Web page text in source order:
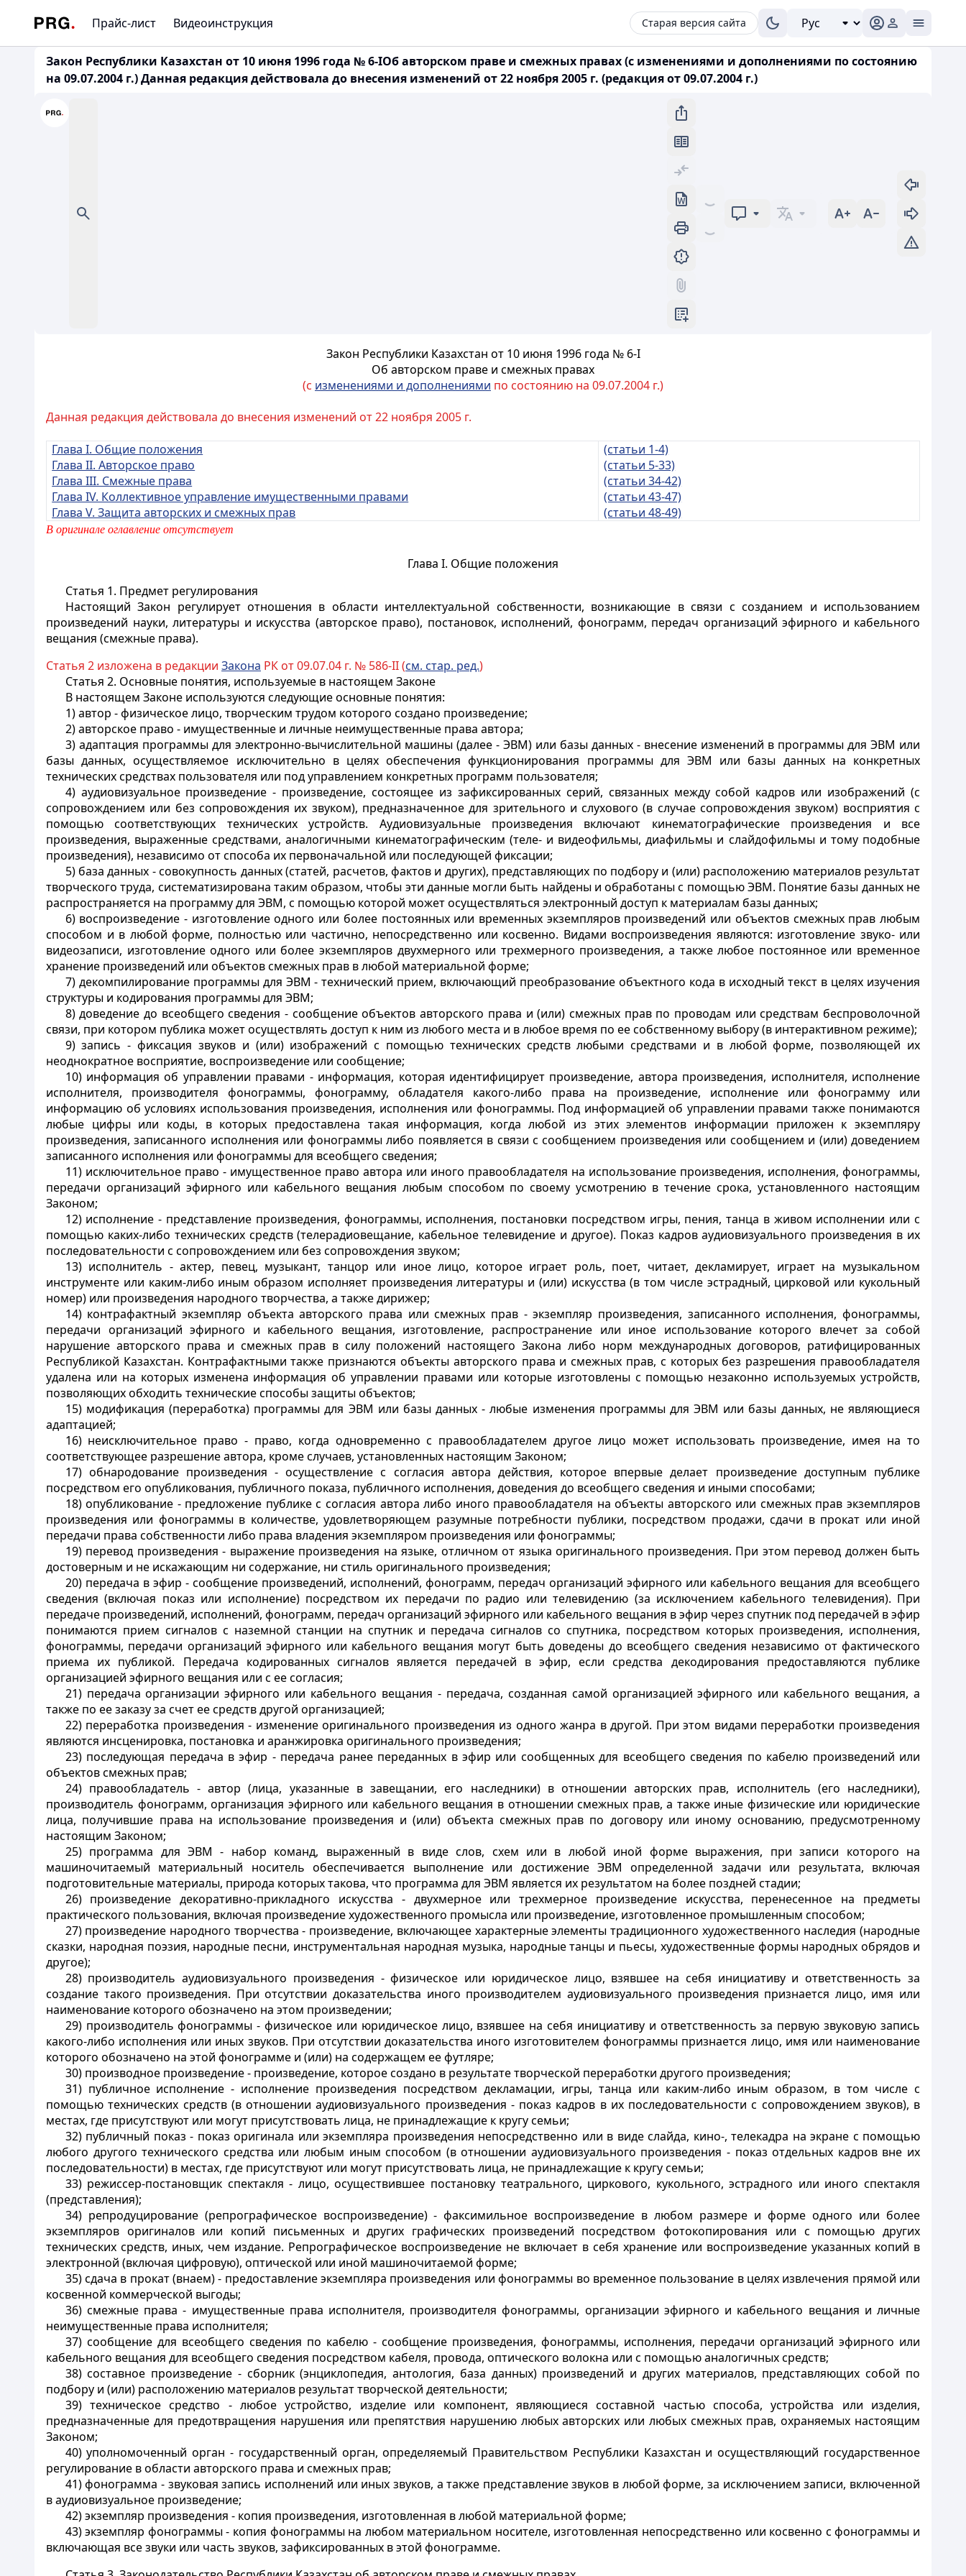
Прайс-лист Видеоинструкция Старая версия сайта
Закон Республики Казахстан от 10 июня 1996 года № 6-IОб авторском праве и смежных правах (с изменениями и дополнениями по состоянию
на 09.07.2004 г.) Данная редакция действовала до внесения изменений от 22 ноября 2005 г. (редакция от 09.07.2004 г.)
Закон Республики Казахстан от 10 июня 1996 года № 6-I
Об авторском праве и смежных правах
(с изменениями и дополнениями по состоянию на 09.07.2004 г.)
Данная редакция действовала до внесения изменений от 22 ноября 2005 г.
Глава I. Общие положения
Глава II. Авторское право
Глава III. Смежные права
Глава IV. Коллективное управление имущественными правами
Глава V. Защита авторских и смежных прав
(статьи 1-4)
(статьи 5-33)
(статьи 34-42)
(статьи 43-47)
(статьи 48-49)
В оригинале оглавление отсутствует
Глава I. Общие положения
Статья 1. Предмет регулирования
Настоящий Закон регулирует отношения в области интеллектуальной собственности, возникающие в связи с созданием и использованием
произведений науки, литературы и искусства (авторское право), постановок, исполнений, фонограмм, передач организаций эфирного и кабельного
вещания (смежные права).
Статья 2 изложена в редакции Закона РК от 09.07.04 г. № 586-II (см. стар. ред.)
Статья 2. Основные понятия, используемые в настоящем Законе
В настоящем Законе используются следующие основные понятия:
1) автор - физическое лицо, творческим трудом которого создано произведение;
2) авторское право - имущественные и личные неимущественные права автора;
3) адаптация программы для электронно-вычислительной машины (далее - ЭВМ) или базы данных - внесение изменений в программы для ЭВМ или
базы данных, осуществляемое исключительно в целях обеспечения функционирования программы для ЭВМ или базы данных на конкретных
технических средствах пользователя или под управлением конкретных программ пользователя;
4) аудиовизуальное произведение - произведение, состоящее из зафиксированных серий, связанных между собой кадров или изображений (с
сопровождением или без сопровождения их звуком), предназначенное для зрительного и слухового (в случае сопровождения звуком) восприятия с
помощью соответствующих технических устройств. Аудиовизуальные произведения включают кинематографические произведения и все
произведения, выраженные средствами, аналогичными кинематографическим (теле- и видеофильмы, диафильмы и слайдофильмы и тому подобные
произведения), независимо от способа их первоначальной или последующей фиксации;
5) база данных - совокупность данных (статей, расчетов, фактов и других), представляющих по подбору и (или) расположению материалов результат
творческого труда, систематизирована таким образом, чтобы эти данные могли быть найдены и обработаны с помощью ЭВМ. Понятие базы данных не
распространяется на программу для ЭВМ, с помощью которой может осуществляться электронный доступ к материалам базы данных;
6) воспроизведение - изготовление одного или более постоянныхили временных экземпляров произведений или объектов смежных прав любым
способом и в любой форме, полностью или частично, непосредственно или косвенно. Видами воспроизведения являются: изготовление звуко- или
видеозаписи, изготовление одного или более экземпляров двухмерного или трехмерного произведения, а также любое постоянное или временное
хранение произведений или объектов смежных прав в любой материальной форме;
7) декомпилирование программы для ЭВМ - технический прием, включающий преобразование объектного кода в исходный текст в целях изучения
структуры и кодирования программы для ЭВМ;
8) доведение до всеобщего сведения - сообщение объектов авторского права и (или) смежных прав по проводам или средствам беспроволочной
связи, при котором публика может осуществлять доступ к ним из любого места и в любое время по ее собственному выбору (в интерактивном режиме);
9) запись - фиксация звуков и (или) изображений с помощью технических средств любыми средствами и в любой форме, позволяющей их
неоднократное восприятие, воспроизведение или сообщение;
10) информация об управлении правами - информация, которая идентифицирует произведение, автора произведения, исполнителя, исполнение
исполнителя, производителя фонограммы, фонограмму, обладателя какого-либо права на произведение, исполнение или фонограмму или
информацию об условиях использования произведения, исполнения или фонограммы. Под информацией об управлении правами также понимаются
любые цифры или коды, в которых предоставлена такая информация, когда любой из этих элементов информации приложен к экземпляру
произведения, записанного исполнения или фонограммы либо появляется в связи с сообщением произведения или сообщением и (или) доведением
записанного исполнения или фонограммы для всеобщего сведения;
11) исключительное право - имущественное право автора или иного правообладателя на использование произведения, исполнения, фонограммы,
передачи организаций эфирного или кабельного вещания любым способом по своему усмотрению в течение срока, установленного настоящим
Законом;
12) исполнение - представление произведения, фонограммы, исполнения, постановки посредством игры, пения, танца в живом исполнении или с
помощью каких-либо техническихсредств (телерадиовещание, кабельное телевидение и другое). Показ кадров аудиовизуального произведения в их
последовательности с сопровождением или без сопровождения звуком;
13) исполнитель - актер, певец, музыкант, танцор или иное лицо, которое играет роль, поет, читает, декламирует, играет на музыкальном
инструменте или каким-либо иным образом исполняет произведения литературы и (или) искусства (в том числе эстрадный, цирковой или кукольный
номер) или произведения народного творчества, а также дирижер;
14) контрафактный экземпляр объекта авторского права или смежных прав - экземпляр произведения, записанного исполнения, фонограммы,
передачи организаций эфирного и кабельного вещания, изготовление, распространение или иное использование которого влечет за собой
нарушение авторского права и смежных прав в силу положений настоящего Закона либо норм международных договоров, ратифицированных
Республикой Казахстан. Контрафактными также признаются объекты авторского права и смежных прав, с которых без разрешения правообладателя
удалена или на которых изменена информация об управлении правами или которые изготовлены с помощью незаконно используемых устройств,
позволяющих обходить технические способы защиты объектов;
15) модификация (переработка) программы для ЭВМ или базы данных - любые изменения программы для ЭВМ или базы данных, не являющиеся
адаптацией;
16) неисключительное право - право, когда одновременно с правообладателем другое лицо может использовать произведение, имея на то
соответствующее разрешение автора, кроме случаев, установленных настоящим Законом;
17) обнародование произведения - осуществление с согласия автора действия, которое впервые делает произведение доступным публике
посредством его опубликования, публичного показа, публичного исполнения, доведения до всеобщего сведения и иными способами;
18) опубликование - предложение публике с согласия автора либо иного правообладателя на объекты авторского или смежных прав экземпляров
произведения или фонограммы в количестве, удовлетворяющем разумные потребности публики, посредством продажи, сдачи в прокат или иной
передачи права собственности либо права владения экземпляром произведения или фонограммы;
19) перевод произведения - выражение произведения на языке, отличном от языка оригинального произведения. При этом перевод должен быть
достоверным и не искажающим ни содержание, ни стиль оригинального произведения;
20) передача в эфир - сообщение произведений, исполнений, фонограмм, передач организаций эфирного или кабельного вещания для всеобщего
сведения (включая показ или исполнение) посредством их передачи по радио или телевидению (за исключением кабельного телевидения). При
передаче произведений, исполнений, фонограмм, передач организаций эфирного или кабельного вещания в эфир через спутник под передачей в эфир
понимаются прием сигналов с наземной станции на спутник и передача сигналов со спутника, посредством которых произведения, исполнения,
фонограммы, передачи организаций эфирного или кабельного вещания могут быть доведены до всеобщего сведения независимо от фактического
приема их публикой. Передача кодированных сигналов является передачей в эфир, если средства декодирования предоставляются публике
организацией эфирного вещания или с ее согласия;
21) передача организации эфирного или кабельного вещания - передача, созданная самой организацией эфирного или кабельного вещания, а
также по ее заказу за счет ее средств другой организацией;
22) переработка произведения - изменение оригинального произведения из одного жанра в другой. При этом видами переработки произведения
являются инсценировка, постановка и аранжировка оригинального произведения;
23) последующая передача в эфир - передача ранее переданных в эфир или сообщенных для всеобщего сведения по кабелю произведений или
объектов смежных прав;
24) правообладатель - автор (лица, указанные в завещании, его наследники) в отношении авторских прав, исполнитель (его наследники),
производитель фонограмм, организация эфирного или кабельного вещания в отношении смежных прав, а также иные физические или юридические
лица, получившие права на использование произведения и (или) объекта смежных прав по договору или иному основанию, предусмотренному
настоящим Законом;
25) программа для ЭВМ - набор команд, выраженный в виде слов, схем или в любой иной форме выражения, при записи которого на
машиночитаемый материальный носитель обеспечивается выполнение или достижение ЭВМ определенной задачи или результата, включая
подготовительные материалы, природа которых такова, что программа для ЭВМ является их результатом на более поздней стадии;
26) произведение декоративно-прикладного искусства - двухмерное или трехмерное произведение искусства, перенесенное на предметы
практического пользования, включая произведение художественного промысла или произведение, изготовленное промышленным способом;
27) произведение народного творчества - произведение, включающее характерные элементы традиционного художественного наследия (народные
сказки, народная поэзия, народные песни, инструментальная народная музыка, народные танцы и пьесы, художественные формы народных обрядов и
другое);
28) производитель аудиовизуального произведения - физическое или юридическое лицо, взявшее на себя инициативу и ответственность за
создание такого произведения. При отсутствии доказательства иного производителем аудиовизуального произведения признается лицо, имя или
наименование которого обозначено на этом произведении;
29) производитель фонограммы - физическое или юридическое лицо, взявшее на себя инициативу и ответственность за первую звуковую запись
какого-либо исполнения или иных звуков. При отсутствии доказательства иного изготовителем фонограммы признается лицо, имя или наименование
которого обозначено на этой фонограмме и (или) на содержащем ее футляре;
30) производное произведение - произведение, которое создано в результате творческой переработки другого произведения;
31) публичное исполнение - исполнение произведения посредством декламации, игры, танца или каким-либо иным образом, в том числе с
помощью технических средств (в отношении аудиовизуального произведения - показ кадров в их последовательности с сопровождением звуков), в
местах, где присутствуют или могут присутствовать лица, не принадлежащие к кругу семьи;
32) публичный показ - показ оригинала или экземпляра произведения непосредственно или в виде слайда, кино-, телекадра на экране с помощью
любого другого технического средства или любым иным способом (в отношении аудиовизуального произведения - показ отдельных кадров вне их
последовательности) в местах, где присутствуют или могут присутствовать лица, не принадлежащие к кругу семьи;
33) режиссер-постановщик спектакля - лицо, осуществившее постановку театрального, циркового, кукольного, эстрадного или иного спектакля
(представления);
34) репродуцирование (репрографическое воспроизведение) - факсимильное воспроизведение в любом размере и форме одного или более
экземпляров оригиналов или копий письменныхи других графических произведений посредством фотокопирования или с помощью других
технических средств, иных, чем издание. Репрографическое воспроизведение не включает в себя хранение или воспроизведение указанных копий в
электронной (включая цифровую), оптической или иной машиночитаемой форме;
35) сдача в прокат (внаем) - предоставлениеэкземпляра произведения или фонограммы во временное пользование в целях извлечения прямой или
косвенной коммерческой выгоды;
36) смежные права - имущественные права исполнителя, производителя фонограммы, организации эфирного и кабельного вещания и личные
неимущественные права исполнителя;
37) сообщение для всеобщего сведения по кабелю - сообщение произведения, фонограммы, исполнения, передачи организаций эфирного или
кабельного вещания для всеобщего сведения посредством кабеля, провода, оптического волокна или с помощью аналогичных средств;
38) составное произведение - сборник (энциклопедия, антология, база данных) произведений и других материалов, представляющих собой по
подбору и (или) расположению материалов результат творческой деятельности;
39) техническое средство - любое устройство, изделие или компонент, являющиеся составной частью способа, устройства или изделия,
предназначенные для предотвращения нарушения или препятствия нарушению любых авторских или любых смежных прав, охраняемых настоящим
Законом;
40) уполномоченный орган - государственный орган, определяемый Правительством Республики Казахстан и осуществляющий государственное
регулирование в области авторского права и смежных прав;
41) фонограмма - звуковая запись исполнений или иных звуков, а также представление звуков в любой форме, за исключением записи, включенной
в аудиовизуальное произведение;
42) экземпляр произведения - копия произведения, изготовленная в любой материальной форме;
43) экземпляр фонограммы - копия фонограммына любом материальном носителе, изготовленная непосредственно или косвенно с фонограммы и
включающая все звуки или часть звуков, зафиксированных в этой фонограмме.